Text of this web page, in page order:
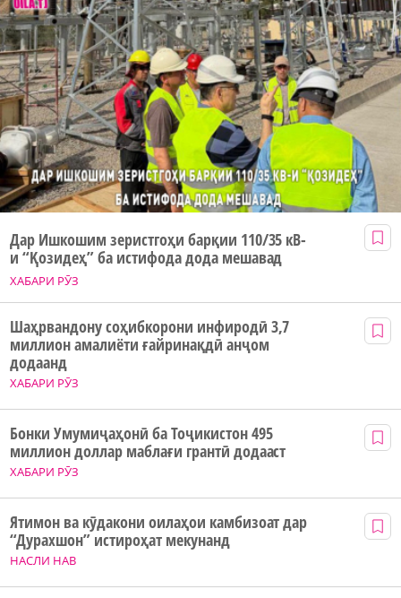
ХАБАРИ РӮЗ
Дар Ишкошим зеристгоҳи барқии 110/35 кВ-
и “Қозидеҳ” ба истифода дода мешавад
ХАБАРИ РӮЗ
Шаҳрвандону соҳибкорони инфиродӣ 3,7
миллион амалиёти ғайринақдӣ анҷом
додаанд
ХАБАРИ РӮЗ
Бонки Умумиҷаҳонӣ ба Тоҷикистон 495
миллион доллар маблағи грантӣ додааст
НАСЛИ НАВ
Ятимон ва кӯдакони оилаҳои камбизоат дар
“Дурахшон” истироҳат мекунанд